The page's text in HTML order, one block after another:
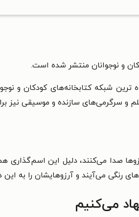
و نوجوانان منتشر شده است.
که در سال ۱۳۴۴ پایه‌گذاری شد، گسترده ترین شبکه
و سرگرمی‌های سازنده و موسیقی نیز
صدا می‌کنند، دلیل این اسم‌گذاری
رنگی می‌آیند و آرزوهایشان را به
می‌کنیم